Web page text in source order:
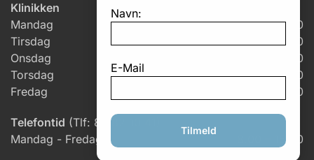
Navn:
E-Mail
Tilmeld
Klinikken
Mandag
7.00 – 18.00
Tirsdag
6.00 – 18.00
Onsdag
6.00 – 17.00
Torsdag
7.00 – 18.00
Fredag
7.00 – 14.30
Telefontid (Tlf: 86 82 10 41)
Mandag - Fredag
8.00 – 15.30